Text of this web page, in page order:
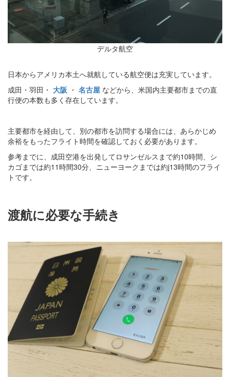
デルタ航空
日本からアメリカ本土へ就航している航空便は充実しています。
成田・羽田・ 大阪 ・ 名古屋 などから、米国内主要都市までの直
行便の本数も多く存在しています。
主要都市を経由して、別の都市を訪問する場合には、あらかじめ
余裕をもったフライト時間を確認しておく必要があります。
参考までに、成田空港を出発してロサンゼルスまで約10時間、シ
カゴまでは約11時間30分、ニューヨークまでは約j13時間のフライ
トです。
渡航に必要な手続き